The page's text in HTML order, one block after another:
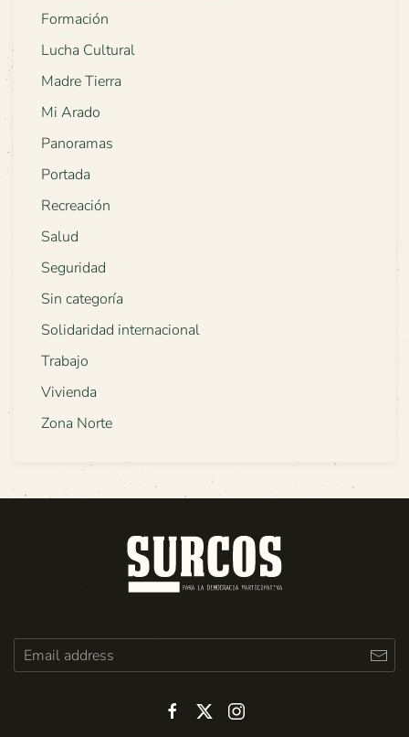
Formación
Lucha Cultural
Madre Tierra
Mi Arado
Panoramas
Portada
Recreación
Salud
Seguridad
Sin categoría
Solidaridad internacional
Trabajo
Vivienda
Zona Norte